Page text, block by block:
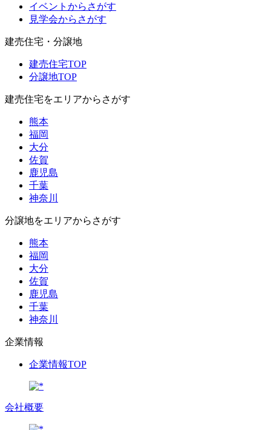
イベントからさがす
見学会からさがす
建売住宅・分譲地
建売住宅TOP
分譲地TOP
建売住宅をエリアからさがす
熊本
福岡
大分
佐賀
鹿児島
千葉
神奈川
分譲地をエリアからさがす
熊本
福岡
大分
佐賀
鹿児島
千葉
神奈川
企業情報
企業情報TOP
会社概要